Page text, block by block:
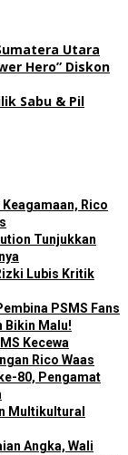
Utara
Hero” Diskon
Sabu & Pil
Rico
Tunjukkan
Lubis Kritik
PSMS Fans
Bikin Malu!
Kecewa
Rico Waas
80, Pengamat
Multikultural
Angka, Wali